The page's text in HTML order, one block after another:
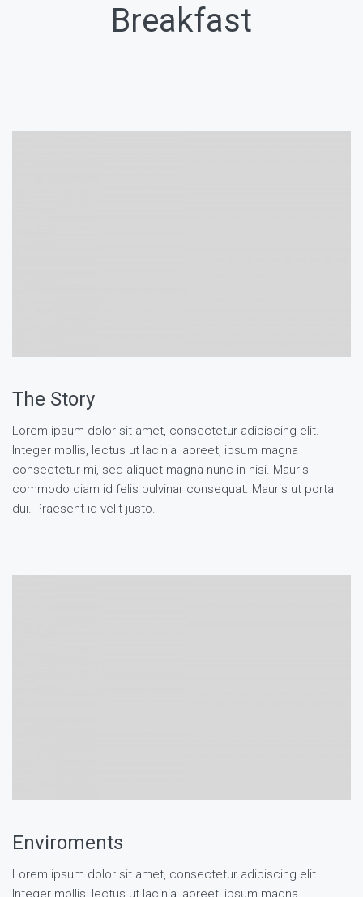
Breakfast
The Story
Lorem ipsum dolor sit amet, consectetur adipiscing elit.
Integer mollis, lectus ut lacinia laoreet, ipsum magna
consectetur mi, sed aliquet magna nunc in nisi. Mauris
commodo diam id felis pulvinar consequat. Mauris ut porta
dui. Praesent id velit justo.
Enviroments
Lorem ipsum dolor sit amet, consectetur adipiscing elit.
Integer mollis, lectus ut lacinia laoreet, ipsum magna